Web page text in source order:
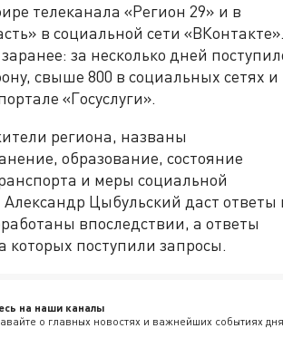
телеканала «Регион 29» и в
в социальной сети «ВКонтакте».
за несколько дней
свыше 800 в социальных сетях и
«Госуслуги».
региона, названы
образование, состояние
и меры социальной
Цыбульский даст ответы
впоследствии, а ответы
поступили запросы.
на наши каналы
о главных новостях и важнейших событиях